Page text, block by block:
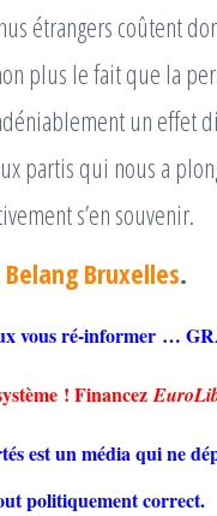
étrangers coûtent
plus le fait que la
un effet
partis qui nous a
s’en souvenir.
Bruxelles.
vous ré-informer …
! Financez
est un média qui ne
politiquement correct.